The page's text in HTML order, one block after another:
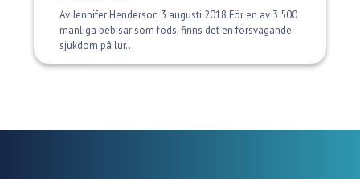
Av Jennifer Henderson 3 augusti 2018 För en av 3 500
manliga bebisar som föds, finns det en försvagande
sjukdom på lur...